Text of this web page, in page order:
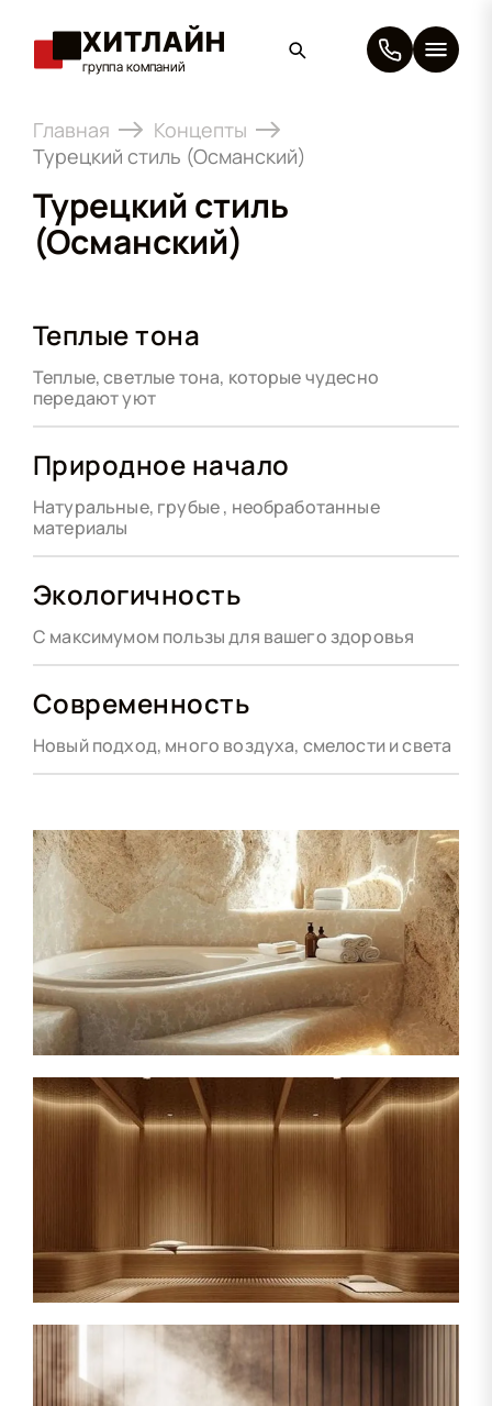
ХИТЛАЙН
группа компаний
Главная
Концепты
Турецкий стиль (Османский)
Турецкий стиль
(Османский)
Теплые тона
Теплые, светлые тона, которые чудесно
передают уют
Природное начало
Натуральные, грубые , необработанные
материалы
Экологичность
С максимумом пользы для вашего здоровья
Современность
Новый подход, много воздуха, смелости и света